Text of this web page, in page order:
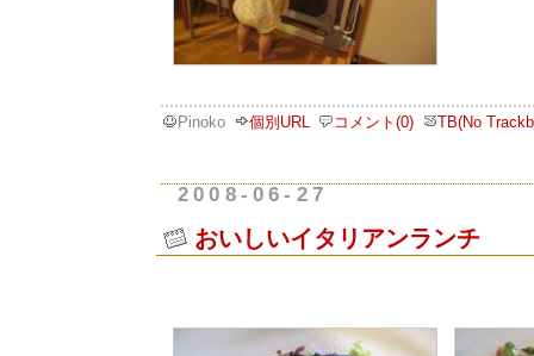
Pinoko 個別URL コメント(0) TB(No
2008-06-27
おいしいイタリアンランチ